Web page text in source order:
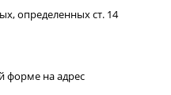
определенных ст. 14
форме на адрес